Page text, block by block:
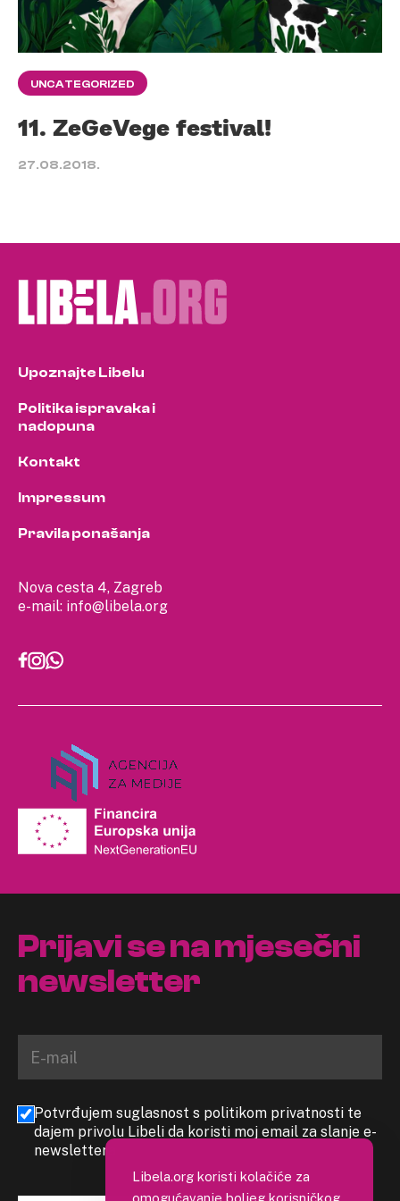
UNCATEGORIZED
11. ZeGeVege festival!
27.08.2018.
Nova cesta 4, Zagreb
e-mail: info@libela.org
Upoznajte Libelu
Politika ispravaka i
nadopuna
Kontakt
Impressum
Pravila ponašanja
Prijavi se na mjesečni
newsletter
Potvrđujem suglasnost s politikom privatnosti te
dajem privolu Libeli da koristi moj email za slanje e-
newslettera
Libela.org koristi kolačiće za
omogućavanje boljeg korisničkog